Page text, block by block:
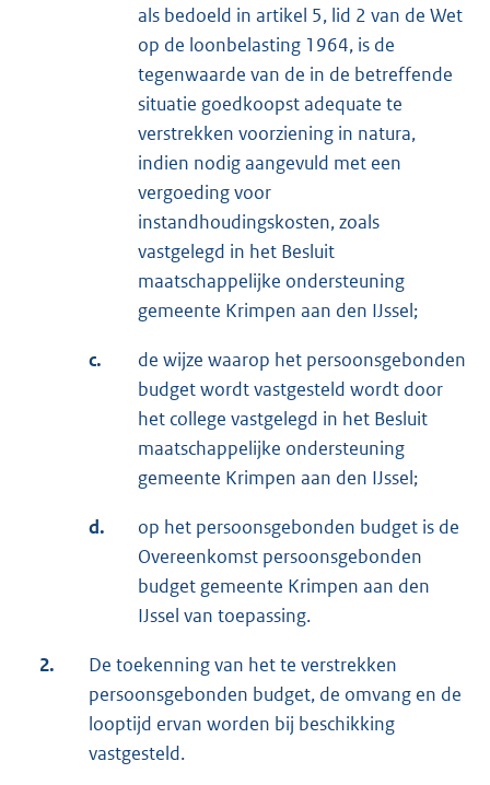
als bedoeld in artikel 5, lid 2 van de Wet
op de loonbelasting 1964, is de
tegenwaarde van de in de betreffende
situatie goedkoopst adequate te
verstrekken voorziening in natura,
indien nodig aangevuld met een
vergoeding voor
instandhoudingskosten, zoals
vastgelegd in het Besluit
maatschappelijke ondersteuning
gemeente Krimpen aan den IJssel;
c.
de wijze waarop het persoonsgebonden
budget wordt vastgesteld wordt door
het college vastgelegd in het Besluit
maatschappelijke ondersteuning
gemeente Krimpen aan den IJssel;
d.
op het persoonsgebonden budget is de
Overeenkomst persoonsgebonden
budget gemeente Krimpen aan den
IJssel van toepassing.
2.
De toekenning van het te verstrekken
persoonsgebonden budget, de omvang en de
looptijd ervan worden bij beschikking
vastgesteld.